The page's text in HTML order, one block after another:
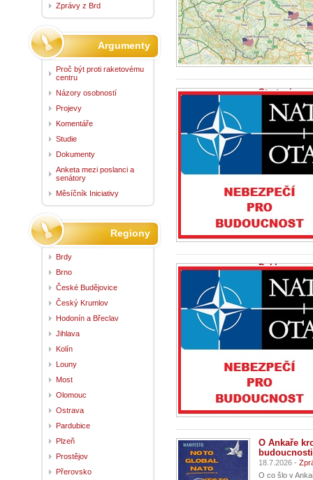
Strategie
schválená
NATO v
4.8.2026 -
Strategie pro
představiteli
Deklarace
29.7.2026 -
1.My, hlavy
kolektivní...
O Ankaře
budoucnosti
18.7.2026 -
O co šlo v
Zprávy z Brd
Argumenty
Proč být proti raketovému
centru
Názory osobností
Projevy
Komentáře
Studie
Dokumenty
Anketa mezi poslanci a
senátory
Měsíčník Iniciativy
Regiony
Brdy
Brno
České Budějovice
Český Krumlov
Hodonín a Břeclav
Jihlava
Kolín
Louny
Most
Olomouc
Ostrava
Pardubice
Plzeň
Prostějov
Přerovsko